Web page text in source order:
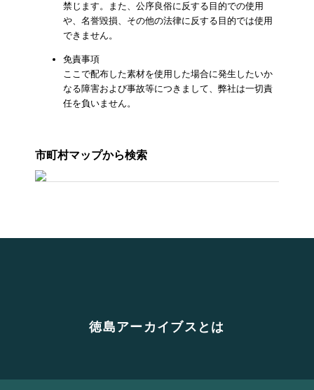
禁じます。また、公序良俗に反する目的での使用
や、名誉毀損、その他の法律に反する目的では使用
できません。
免責事項
ここで配布した素材を使用した場合に発生したいか
なる障害および事故等につきまして、弊社は一切責
任を負いません。
市町村マップから検索
徳島アーカイブスとは